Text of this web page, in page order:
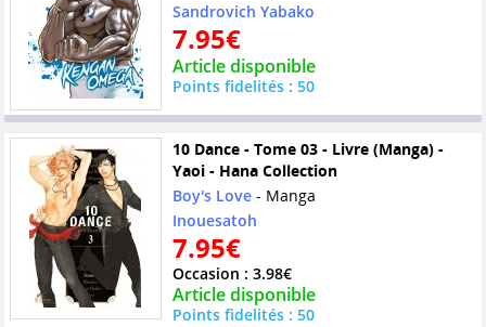
Sandrovich Yabako
7.95€
Article disponible
Points fidelités : 50
10 Dance - Tome 03 - Livre (Manga) -
Yaoi - Hana Collection
Boy's Love- Manga
Inouesatoh
7.95€
Occasion : 3.98€
Article disponible
Points fidelités : 50